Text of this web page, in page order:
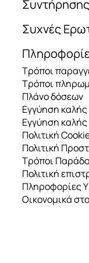
Συντήρησης
Συχνές
Τρόποι
Τρόποι
Πλάνο δόσεων
Εγγύηση
Εγγύηση
Πολιτική
Πολιτική
Τρόποι
Πολιτική
Πληροφορίες
Οικονομικά